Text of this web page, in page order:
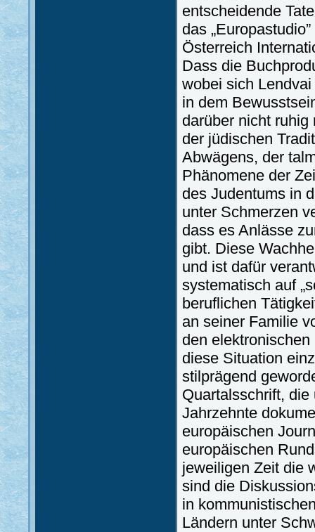
entscheidende
das
Österreich
Dass die
wobei sich
in dem
darüber nicht
der jüdischen
Abwägens, der
Phänomene der
des Judentums in
unter Schmerzen
dass es Anlässe
gibt. Diese
und ist dafür
systematisch auf
beruflichen
an seiner Familie
den
diese Situation
stilprägend
Quartalsschrift,
Jahrzehnte
europäischen
europäischen
jeweiligen Zeit die
sind die
in
Ländern unter